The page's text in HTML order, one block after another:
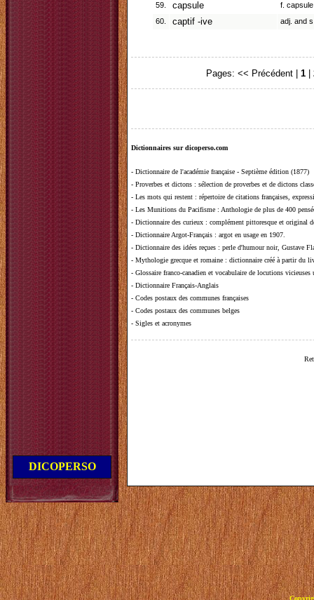
DICOPERSO
59.
capsule
f.
60.
captif -ive adj. and
Pages: << Précédent| 1|
Dictionnaires sur dicoperso.com
- Dictionnaire de l'académie française - Septième édition (1877)
- Proverbes et dictons : sélection de proverbes et de dictons
- Les mots qui restent : répertoire de citations françaises,
- Les Munitions du Pacifisme : Anthologie de plus de 400
- Dictionnaire des curieux : complément pittoresque et original
- Dictionnaire Argot-Français : argot en usage en 1907.
- Dictionnaire des idées reçues : perle d'humour noir, Gustave
- Mythologie grecque et romaine : dictionnaire créé à partir du
- Glossaire franco-canadien et vocabulaire de locutions vicieuses
- Dictionnaire Français-Anglais
- Codes postaux des communes françaises
- Codes postaux des communes belges
- Sigles et acronymes